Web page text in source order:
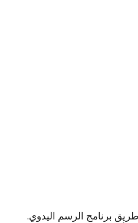
طريق برنامج الرسم اليدوي.